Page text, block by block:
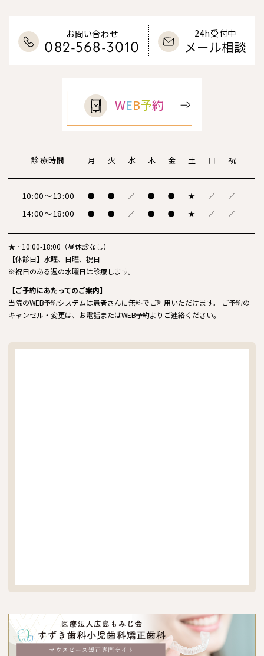
お問い合わせ
082-568-3010
24h受付中
メール相談
WEB予約
診療時間 月 火 水 木 金 土 日 祝
10:00～13:00 ● ● ／ ● ● ★ ／ ／
14:00～18:00 ● ● ／ ● ● ★ ／ ／
★…10:00-18:00（昼休診なし）
【休診日】水曜、日曜、祝日
※祝日のある週の水曜日は診療します。
【ご予約にあたってのご案内】
当院のWEB予約システムは患者さんに無料でご利用いただけます。 ご予約の
キャンセル・変更は、お電話またはWEB予約よりご連絡ください。